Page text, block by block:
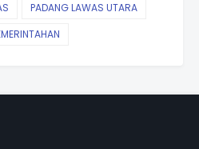
PADANG LAWAS UTARA